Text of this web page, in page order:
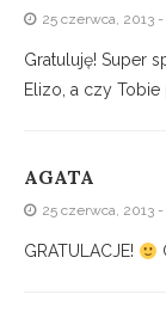
25 czerwca, 2013 -
Gratuluję! Super
Elizo, a czy
AGATA
25 czerwca, 2013 -
GRATULACJE!